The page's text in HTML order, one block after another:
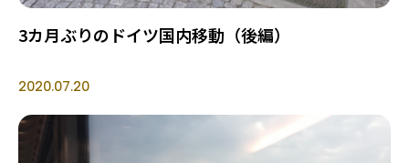
3カ月ぶりのドイツ国内移動（後編）
2020.07.20